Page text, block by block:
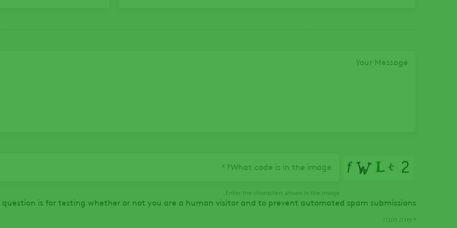
Your Message
What code is in the image?
Enter the characters shown in the image.
question is for testing whether or not you are a human visitor and to prevent automated spam submissions.
* שדה חובה